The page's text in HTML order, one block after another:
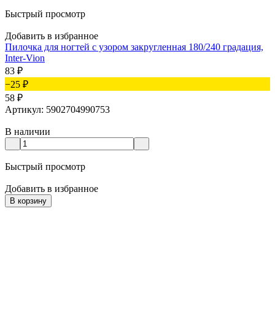
Быстрый просмотр
Добавить в избранное
Пилочка для ногтей с узором закругленная 180/240 градация,
Inter-Vion
83 ₽
−25 ₽
58 ₽
Артикул: 5902704990753
В наличии
Быстрый просмотр
Добавить в избранное
В корзину